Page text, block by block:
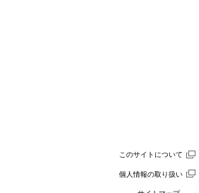
このサイトについて
個人情報の取り扱い